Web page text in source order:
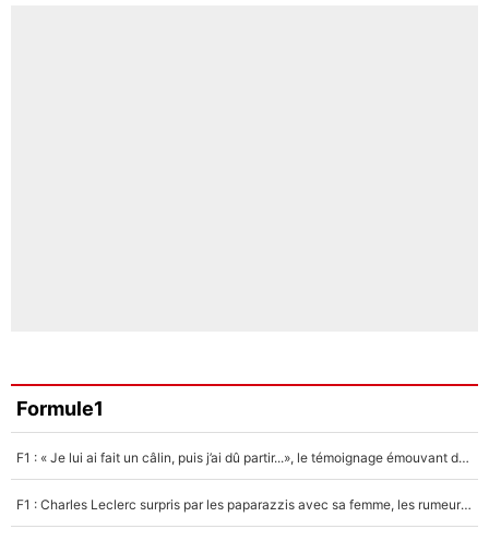
Formule1
F1 : « Je lui ai fait un câlin, puis j’ai dû partir...», le témoignage émouvant de Max Verstappen sur sa fille
F1 : Charles Leclerc surpris par les paparazzis avec sa femme, les rumeurs étaient vraies !